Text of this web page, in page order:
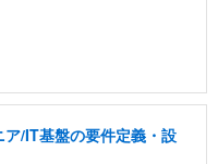
ア/IT基盤の要件定義・設